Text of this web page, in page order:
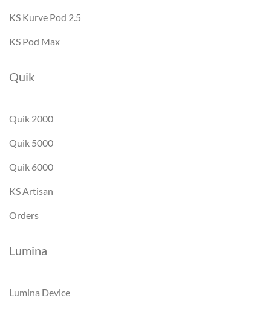
KS Kurve Pod 2.5
KS Pod Max
Quik
Quik 2000
Quik 5000
Quik 6000
KS Artisan
Orders
Lumina
Lumina Device